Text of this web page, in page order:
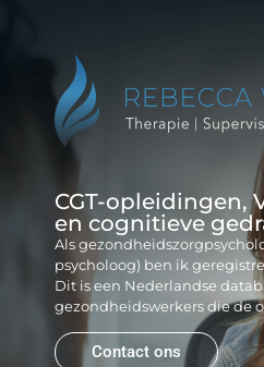
CGT-opleidingen,
en cognitieve
Als
psycholoog) ben ik
Dit is een Nederlandse
gezondheidswerkers die de
Contact ons